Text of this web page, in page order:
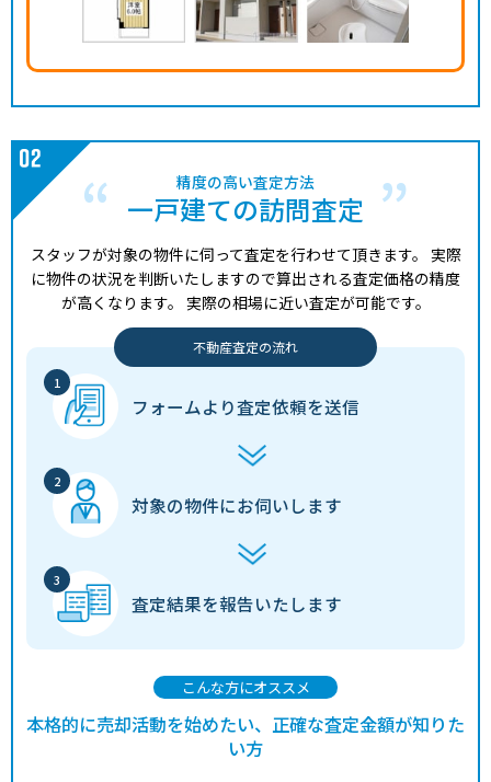
精度の高い査定方法
一戸建ての訪問査定
スタッフが対象の物件に伺って査定を行わせて頂きます。 実際
に物件の状況を判断いたしますので算出される査定価格の精度
が高くなります。 実際の相場に近い査定が可能です。
不動産査定の流れ
フォームより査定依頼を送信
対象の物件にお伺いします
査定結果を報告いたします
こんな方にオススメ
本格的に売却活動を始めたい、正確な査定金額が知りた
い方